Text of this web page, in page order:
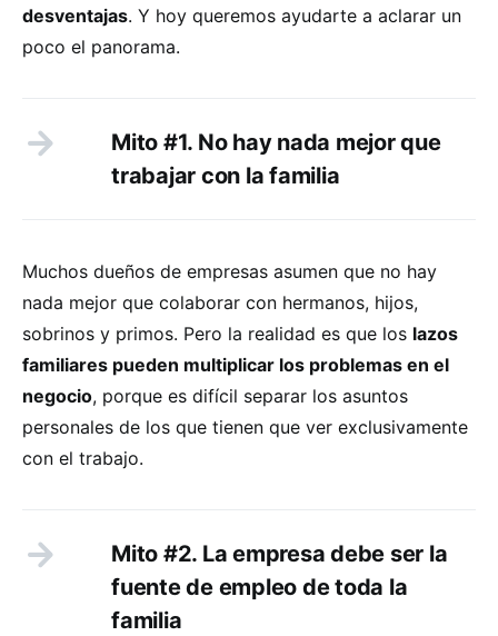
desventajas. Y hoy queremos ayudarte a aclarar un
poco el panorama.
Mito #1. No hay nada mejor que
trabajar con la familia
Muchos dueños de empresas asumen que no hay
nada mejor que colaborar con hermanos, hijos,
sobrinos y primos. Pero la realidad es que los lazos
familiares pueden multiplicar los problemas en el
negocio, porque es difícil separar los asuntos
personales de los que tienen que ver exclusivamente
con el trabajo.
Mito #2. La empresa debe ser la
fuente de empleo de toda la
familia